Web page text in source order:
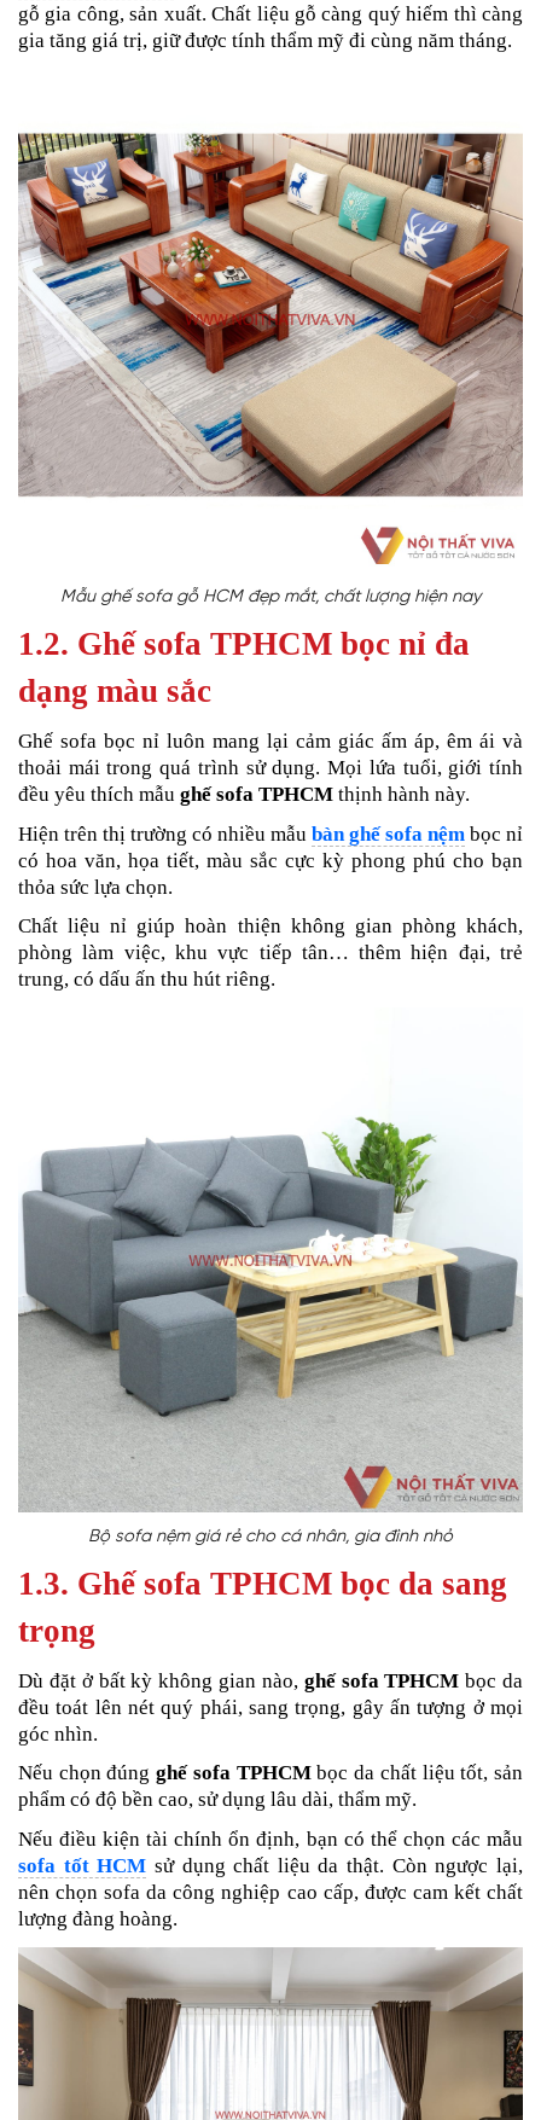
gỗ gia công, sản xuất. Chất liệu gỗ càng quý hiếm thì càng
gia tăng giá trị, giữ được tính thẩm mỹ đi cùng năm tháng.
Mẫu ghế sofa gỗ HCM đẹp mắt, chất lượng hiện nay
1.2. Ghế sofa TPHCM bọc nỉ đa
dạng màu sắc
Ghế sofa bọc nỉ luôn mang lại cảm giác ấm áp, êm ái và
thoải mái trong quá trình sử dụng. Mọi lứa tuổi, giới tính
đều yêu thích mẫu ghế sofa TPHCM thịnh hành này.
Hiện trên thị trường có nhiều mẫu bàn ghế sofa nệm bọc nỉ
có hoa văn, họa tiết, màu sắc cực kỳ phong phú cho bạn
thỏa sức lựa chọn.
Chất liệu nỉ giúp hoàn thiện không gian phòng khách,
phòng làm việc, khu vực tiếp tân… thêm hiện đại, trẻ
trung, có dấu ấn thu hút riêng.
Bộ sofa nệm giá rẻ cho cá nhân, gia đình nhỏ
1.3. Ghế sofa TPHCM bọc da sang
trọng
Dù đặt ở bất kỳ không gian nào, ghế sofa TPHCMbọc da
đều toát lên nét quý phái, sang trọng, gây ấn tượng ở mọi
góc nhìn.
Nếu chọn đúngghế sofa TPHCMbọc da chất liệu tốt, sản
phẩm có độ bền cao, sử dụng lâu dài, thẩm mỹ.
Nếu điều kiện tài chính ổn định, bạn có thể chọn các mẫu
sofa tốt HCM sử dụng chất liệu da thật. Còn ngược lại,
nên chọn sofa da công nghiệp cao cấp, được cam kết chất
lượng đàng hoàng.